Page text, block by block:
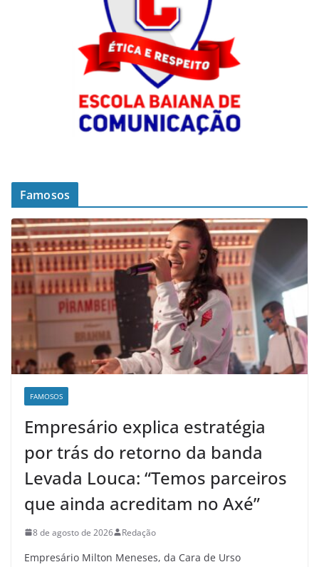
Famosos
FAMOSOS
Empresário explica estratégia
por trás do retorno da banda
Levada Louca: “Temos parceiros
que ainda acreditam no Axé”
8 de agosto de 2026 Redação
Empresário Milton Meneses, da Cara de Urso